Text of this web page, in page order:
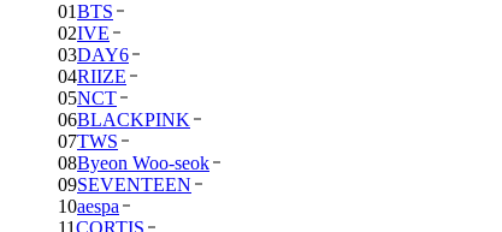
01BTS
02IVE
03DAY6
04RIIZE
05NCT
06BLACKPINK
07TWS
08Byeon Woo-seok
09SEVENTEEN
10aespa
11CORTIS